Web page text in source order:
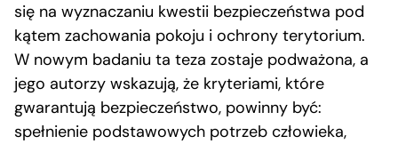
się na wyznaczaniu kwestii bezpieczeństwa pod
kątem zachowania pokoju i ochrony terytorium.
W nowym badaniu ta teza zostaje podważona, a
jego autorzy wskazują, że kryteriami, które
gwarantują bezpieczeństwo, powinny być:
spełnienie podstawowych potrzeb człowieka,